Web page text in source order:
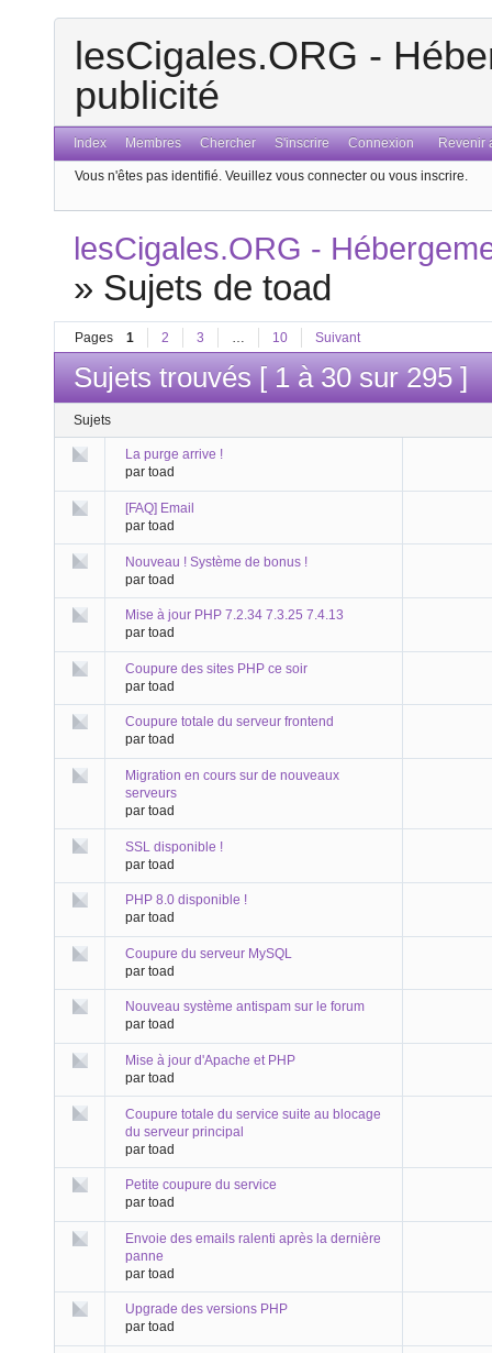
lesCigales.ORG -
publicité
Index Membres Chercher S'inscrire Connexion Revenir
Vous n'êtes pas identifié. Veuillez vous connecter ou vous inscrire.
lesCigales.ORG -
» Sujets de toad
Pages 1 2 3 10 Suivant
Sujets trouvés [ 1 à 30 sur 295 ]
Sujets
La purge arrive !
par toad
[FAQ] Email
par toad
Nouveau ! Système de bonus !
par toad
Mise à jour PHP 7.2.34 7.3.25 7.4.13
par toad
Coupure des sites PHP ce soir
par toad
Coupure totale du serveur frontend
par toad
Migration en cours sur de nouveaux
serveurs
par toad
SSL disponible !
par toad
PHP 8.0 disponible !
par toad
Coupure du serveur MySQL
par toad
Nouveau système antispam sur le forum
par toad
Mise à jour d'Apache et PHP
par toad
Coupure totale du service suite au blocage
du serveur principal
par toad
Petite coupure du service
par toad
Envoie des emails ralenti après la dernière
panne
par toad
Upgrade des versions PHP
par toad